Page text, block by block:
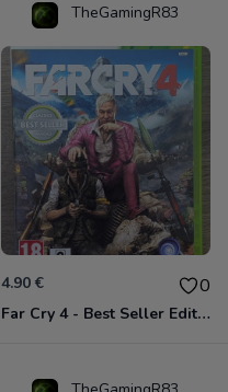
TheGamingR83
4.90 € 0
Far Cry 4 - Best Seller Edition Xbox 360